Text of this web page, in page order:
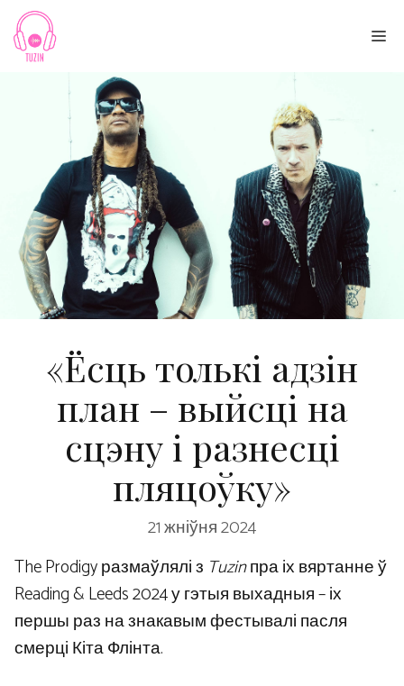
Skip
content
«Ёсць толькі адзін
план – выйсці на
сцэну і разнесці
пляцоўку»
21 жніўня 2024
The Prodigy размаўлялі з Tuzinпра іх вяртанне ў
Reading & Leeds 2024 у гэтыя выхадныя – іх
першы раз на знакавым фестывалі пасля
смерці Кіта Флінта.